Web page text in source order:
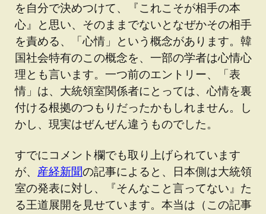
を自分で決めつけて、『これこそが相手の本
心』と思い、そのままでないとなぜかその相手
を責める、「心情」という概念があります。韓
国社会特有のこの概念を、一部の学者は心情心
理とも言います。一つ前のエントリー、「表
情」は、大統領室関係者にとっては、心情を裏
付ける根拠のつもりだったかもしれません。し
かし、現実はぜんぜん違うものでした。
すでにコメント欄でも取り上げられています
が、 産経新聞の記事によると、日本側は大統領
室の発表に対し、『そんなこと言ってない』た
る王道展開を見せています。本当は（この記事